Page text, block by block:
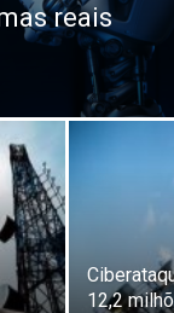
reais
12,2